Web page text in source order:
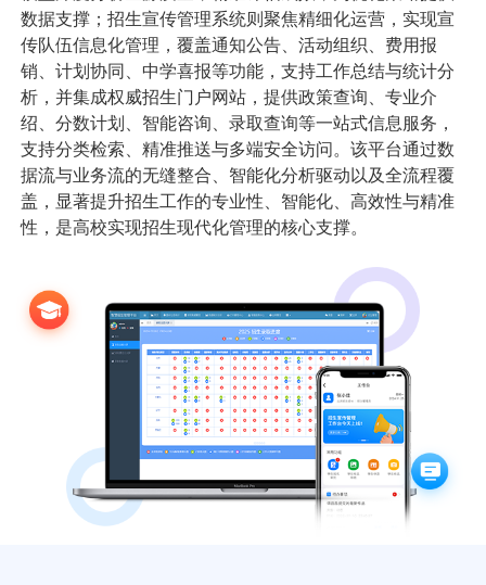
服务支持
关于我们
010-61199380
数字佳信视频号
数据支撑；招生宣传管理系统则聚焦精细化运营，实现宣
传队伍信息化管理，覆盖通知公告、活动组织、费用报
销、计划协同、中学喜报等功能，支持工作总结与统计分
析，并集成权威招生门户网站，提供政策查询、专业介
绍、分数计划、智能咨询、录取查询等一站式信息服务，
支持分类检索、精准推送与多端安全访问。该平台通过数
据流与业务流的无缝整合、智能化分析驱动以及全流程覆
盖，显著提升招生工作的专业性、智能化、高效性与精准
性，是高校实现招生现代化管理的核心支撑。